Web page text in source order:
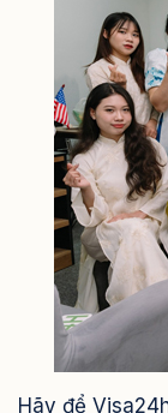
Hãy để